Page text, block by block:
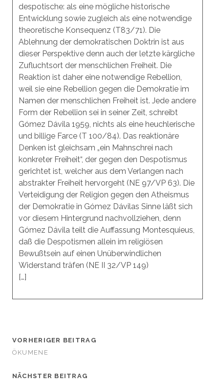
despotische: als eine mögliche historische
Entwicklung sowie zugleich als eine notwendige
theoretische Konsequenz (T83/71). Die
Ablehnung der demokratischen Doktrin ist aus
dieser Perspektive denn auch der letzte kärgliche
Zufluchtsort der menschlichen Freiheit. Die
Reaktion ist daher eine notwendige Rebellion,
weil sie eine Rebellion gegen die Demokratie im
Namen der menschlichen Freiheit ist. Jede andere
Form der Rebellion sei in seiner Zeit, schreibt
Gómez Dávila 1959, nichts als eine heuchlerische
und billige Farce (T 100/84). Das reaktionäre
Denken ist gleichsam „ein Mahnschrei nach
konkreter Freiheit“, der gegen den Despotismus
gerichtet ist, welcher aus dem Verlangen nach
abstrakter Freiheit hervorgeht (NE 97/VP 63). Die
Verteidigung der Religion gegen den Atheismus
der Demokratie in Gómez Dávilas Sinne läßt sich
vor diesem Hintergrund nachvollziehen, denn
Gómez Dávila teilt die Auffassung Montesquieus,
daß die Despotismen allein im religiösen
Bewußtsein auf einen Unüberwindlichen
Widerstand träfen (NE II 32/VP 149)
[…]
VORHERIGER BEITRAG
ÖKUMENE
NÄCHSTER BEITRAG